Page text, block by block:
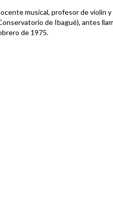
musical, profesor de violín
de Ibagué), antes
de 1975.